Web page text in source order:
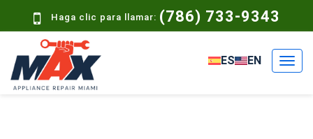
Haga clic para llamar: (786) 733-9343
ES EN